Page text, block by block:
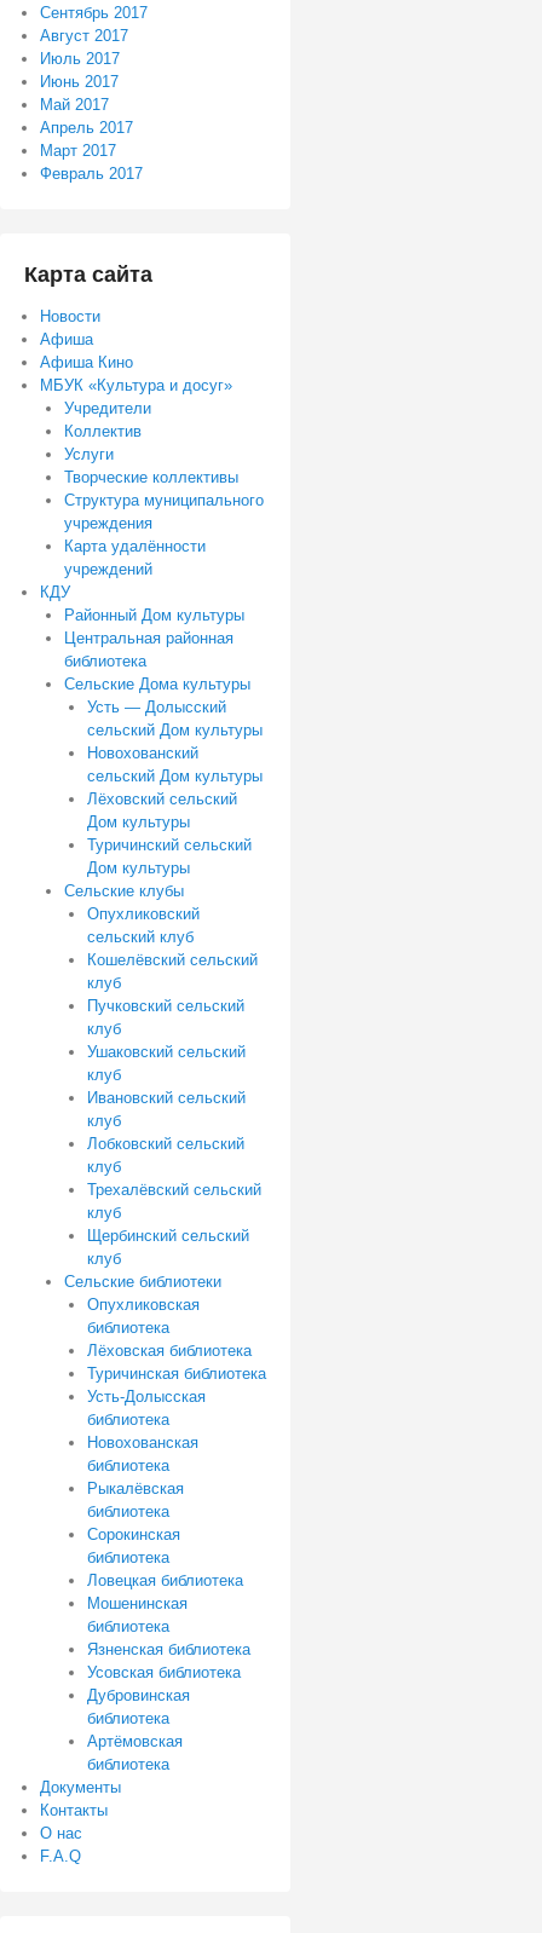
Сентябрь 2017
Август 2017
Июль 2017
Июнь 2017
Май 2017
Апрель 2017
Март 2017
Февраль 2017
Карта сайта
Новости
Афиша
Афиша Кино
МБУК «Культура и досуг»
Учредители
Коллектив
Услуги
Творческие коллективы
Структура муниципального
учреждения
Карта удалённости
учреждений
КДУ
Районный Дом культуры
Центральная районная
библиотека
Сельские Дома культуры
Усть — Долысский
сельский Дом культуры
Новохованский
сельский Дом культуры
Лёховский сельский
Дом культуры
Туричинский сельский
Дом культуры
Сельские клубы
Опухликовский
сельский клуб
Кошелёвский сельский
клуб
Пучковский сельский
клуб
Ушаковский сельский
клуб
Ивановский сельский
клуб
Лобковский сельский
клуб
Трехалёвский сельский
клуб
Щербинский сельский
клуб
Сельские библиотеки
Опухликовская
библиотека
Лёховская библиотека
Туричинская библиотека
Усть-Долысская
библиотека
Новохованская
библиотека
Рыкалёвская
библиотека
Сорокинская
библиотека
Ловецкая библиотека
Мошенинская
библиотека
Язненская библиотека
Усовская библиотека
Дубровинская
библиотека
Артёмовская
библиотека
Документы
Контакты
О нас
F.A.Q